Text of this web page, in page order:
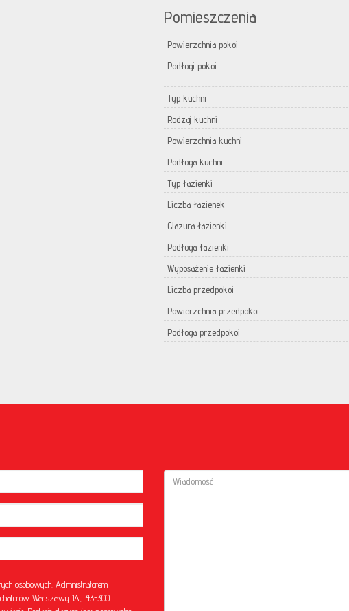
Pomieszczenia
Powierzchnia pokoi
Podłogi pokoi
Typ kuchni
Rodzaj kuchni
Powierzchnia kuchni
Podłoga kuchni
Typ łazienki
Liczba łazienek
Glazura łazienki
Podłoga łazienki
Wyposażenie łazienki
Liczba przedpokoi
Powierzchnia przedpokoi
Podłoga przedpokoi
osobowych. Administratorem
Warszawy 1A, 43-300